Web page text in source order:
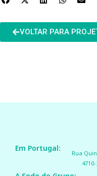
VOLTAR PARA
Em Portugal:
Rua